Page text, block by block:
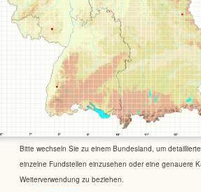
Bitte wechseln Sie zu einem Bundesland, um
einzelne Fundstellen einzusehen oder eine genauere
Weiterverwendung zu beziehen.